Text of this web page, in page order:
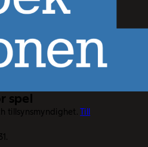
spel
tillsynsmyndighet.Till